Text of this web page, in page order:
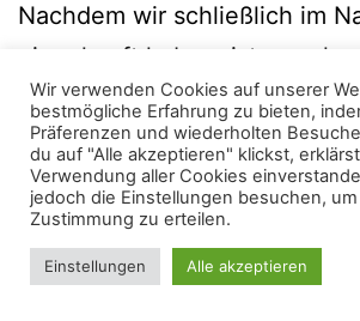
Nachdem wir schließlich im
eingekauft haben, ist es
und wir haben schlappe
auf dem Tacho. Weil wir noch
vorankommen wollen – wir
diesem Zeitpunkt schon
Tallinn gebucht und wollten
Wir verwenden Cookies auf unserer
bestmögliche Erfahrung zu bieten,
Präferenzen und wiederholten
du auf "Alle akzeptieren" klickst,
Verwendung aller Cookies
jedoch die Einstellungen besuchen,
Zustimmung zu erteilen.
Einstellungen Alle akzeptieren